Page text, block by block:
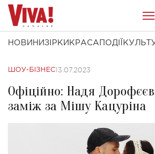
НОВИНИ ЗІРКИ КРАСА ПОДІЇ
ШОУ-БІЗНЕС13.07.2023
Офіційно: Надя
заміж за Мішу Кацуріна